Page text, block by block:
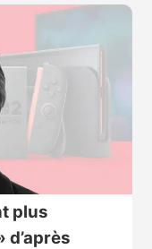
plus
d’après